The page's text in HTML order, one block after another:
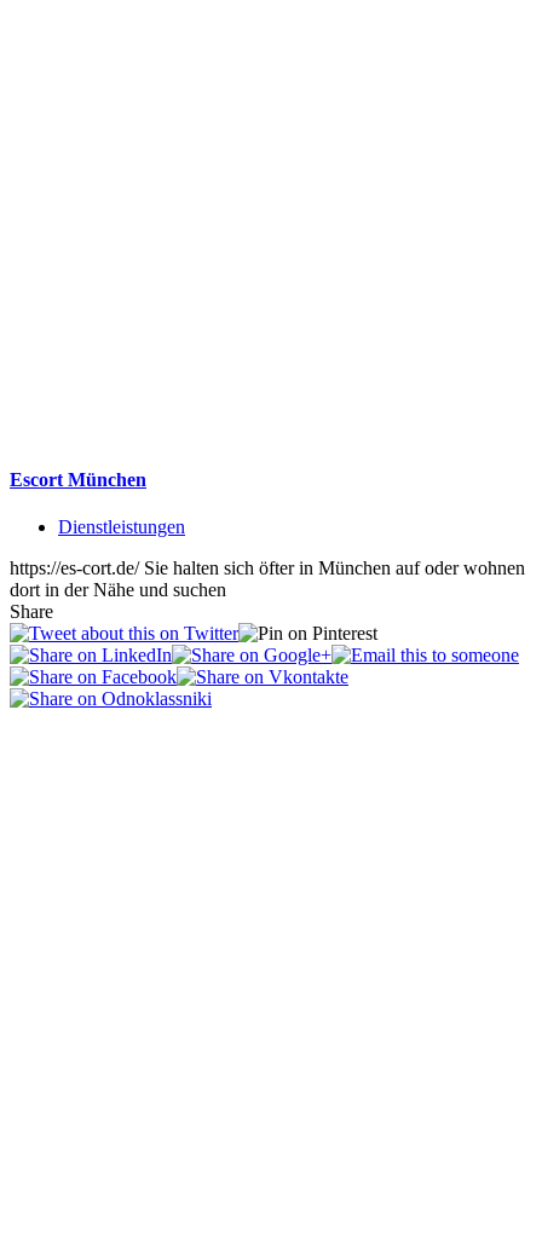
Escort München
Dienstleistungen
https://es-cort.de/ Sie halten sich öfter in München auf oder wohnen
dort in der Nähe und suchen
Share